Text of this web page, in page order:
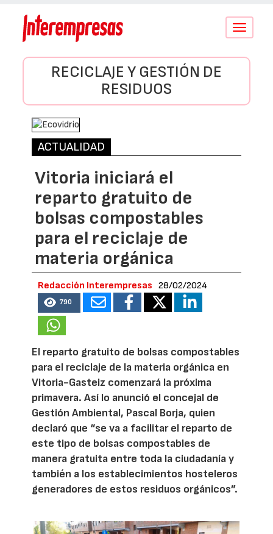
Conmutar
RECICLAJE Y GESTIÓN DE
RESIDUOS
ACTUALIDAD
Vitoria iniciará el
reparto gratuito de
bolsas compostables
para el reciclaje de
materia orgánica
Redacción Interempresas 28/02/2024
790
El reparto gratuito de bolsas compostables
para el reciclaje de la materia orgánica en
Vitoria-Gasteiz comenzará la próxima
primavera. Así lo anunció el concejal de
Gestión Ambiental, Pascal Borja, quien
declaró que “se va a facilitar el reparto de
este tipo de bolsas compostables de
manera gratuita entre toda la ciudadanía y
también a los establecimientos hosteleros
generadores de estos residuos orgánicos”.